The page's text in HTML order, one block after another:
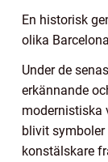
En historisk
olika
Under de
erkännande
modernistiska
blivit
konstälskare